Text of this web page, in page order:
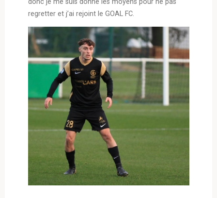
regretter et j’ai rejoint le GOAL FC.